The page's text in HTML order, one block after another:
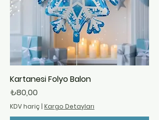
Kartanesi Folyo Balon
Fiyat
₺80,00
KDV hariç | Kargo Detayları